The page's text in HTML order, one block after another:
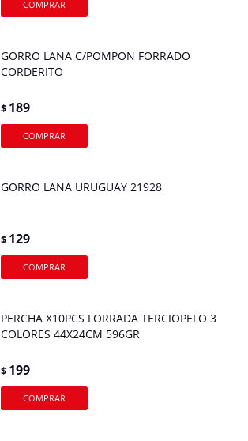
GORRO LANA C/POMPON FORRADO
CORDERITO
$ 189
GORRO LANA URUGUAY 21928
$ 129
PERCHA X10PCS FORRADA TERCIOPELO 3
COLORES 44X24CM 596GR
$ 199